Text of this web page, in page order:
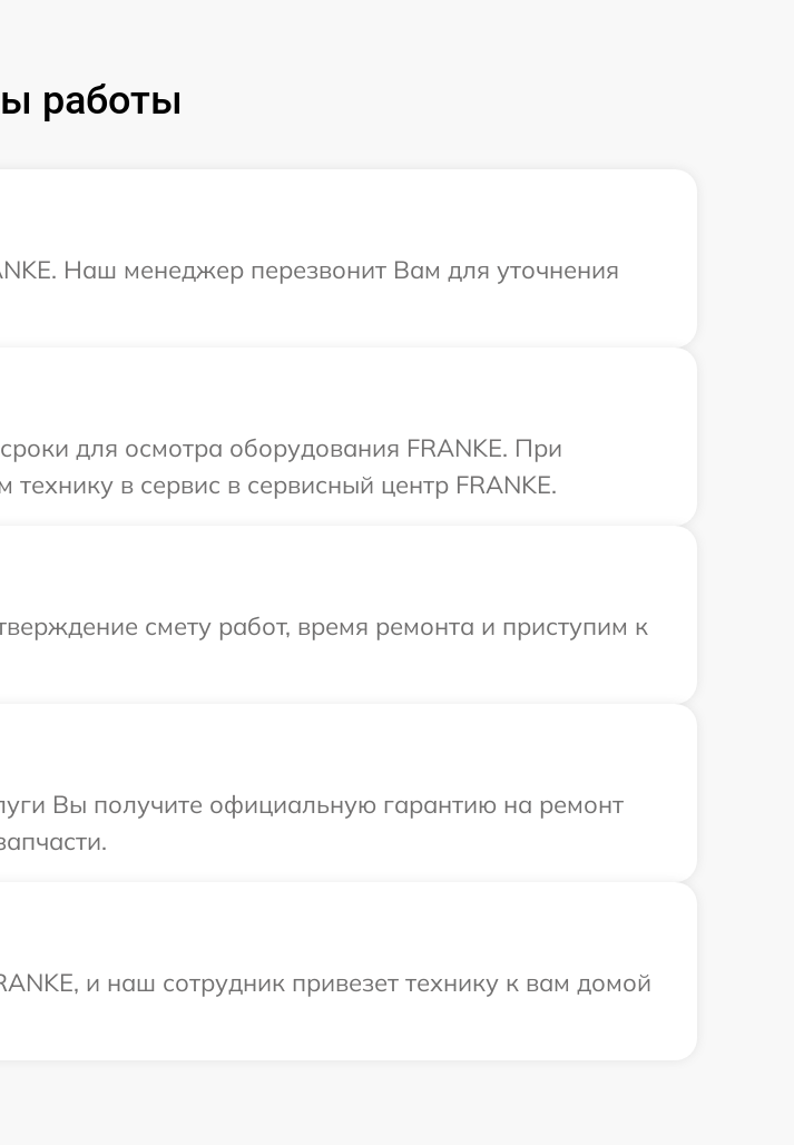
работы
Наш менеджер перезвонит Вам для уточнения
для осмотра оборудования FRANKE. При
в сервис в сервисный центр FRANKE.
смету работ, время ремонта и приступим к
Вы получите официальную гарантию на ремонт
и наш сотрудник привезет технику к вам домой